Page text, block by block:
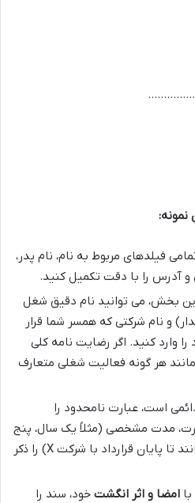
نمونه:
فیلدهای مربوط به نام، نام پدر،
و آدرس را با دقت تکمیل کنید.
بخش، می توانید نام دقیق شغل
و نام شرکتی که همسر شما قرار
وارد کنید. اگر رضایت نامه کلی
هر گونه فعالیت شغلی متعارف
است، عبارت نامحدود را
مدت مشخصی (مثلاً یک سال، پنج
سال) یا شرایط خاصی (مانند تا پایان قرارداد با شرکت X) را ذکر
امضا و اثر انگشت خود، سند را